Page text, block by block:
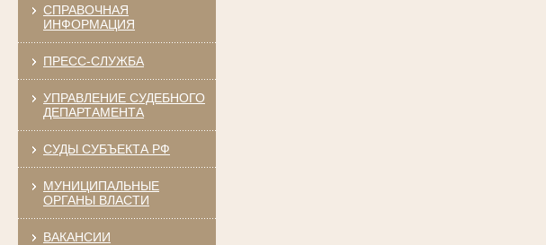
СПРАВОЧНАЯ
ИНФОРМАЦИЯ
ПРЕСС-СЛУЖБА
УПРАВЛЕНИЕ СУДЕБНОГО
ДЕПАРТАМЕНТА
СУДЫ СУБЪЕКТА РФ
МУНИЦИПАЛЬНЫЕ
ОРГАНЫ ВЛАСТИ
ВАКАНСИИ